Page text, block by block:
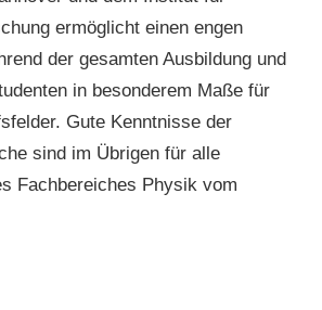
ermöglicht einen engen
der gesamten Ausbildung und
in besonderem Maße für
Gute Kenntnisse der
sind im Übrigen für alle
Fachbereiches Physik vom